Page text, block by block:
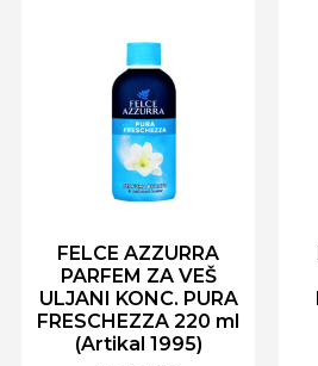
FELCE AZZURRA
PARFEM ZA VEŠ
ULJANI KONC. PURA
FRESCHEZZA 220 ml
(Artikal 1995)